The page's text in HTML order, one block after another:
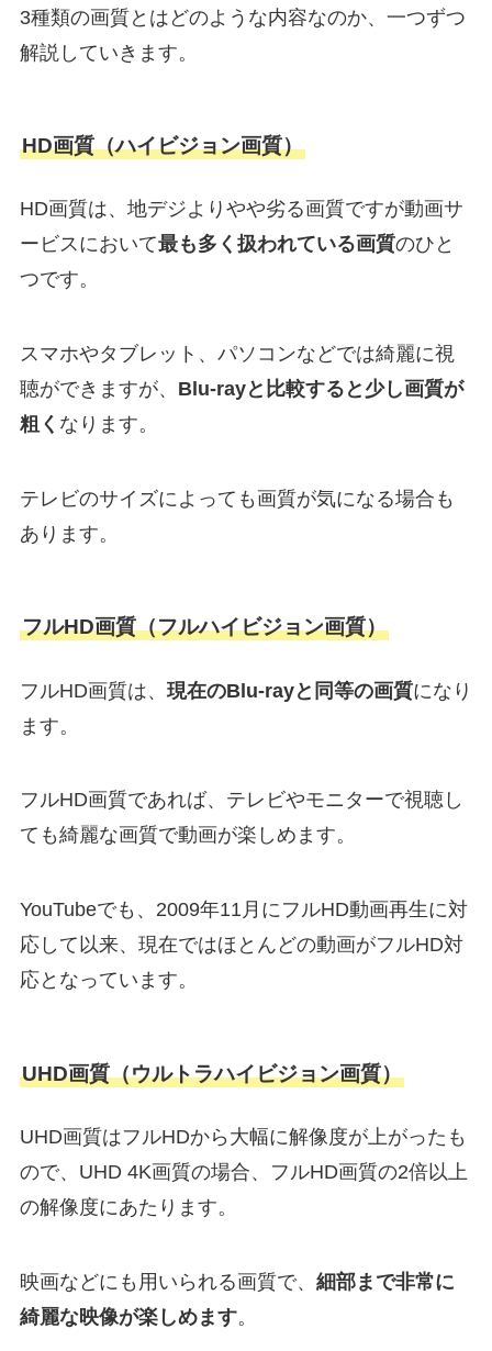
3種類の画質とはどのような内容なのか、一つずつ
解説していきます。
HD画質（ハイビジョン画質）
HD画質は、地デジよりやや劣る画質ですが動画サ
ービスにおいて最も多く扱われている画質のひと
つです。
スマホやタブレット、パソコンなどでは綺麗に視
聴ができますが、 Blu-rayと比較すると少し画質が
粗く なります。
テレビのサイズによっても画質が気になる場合も
あります。
フルHD画質（フルハイビジョン画質）
フルHD画質は、 現在のBlu-rayと同等の画質になり
ます。
フルHD画質であれば、テレビやモニターで視聴し
ても綺麗な画質で動画が楽しめます。
YouTubeでも、2009年11月にフルHD動画再生に対
応して以来、現在ではほとんどの動画がフルHD対
応となっています。
UHD画質（ウルトラハイビジョン画質）
UHD画質はフルHDから大幅に解像度が上がったも
ので、UHD 4K画質の場合、フルHD画質の2倍以上
の解像度にあたります。
映画などにも用いられる画質で、 細部まで非常に
綺麗な映像が楽しめます。